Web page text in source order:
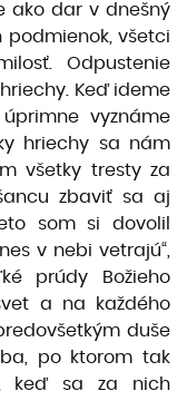
ako dar v dnešný
podmienok, všetci
Odpustenie
Keď ideme
vyznáme
hriechy sa nám
všetky tresty za
zbaviť sa aj
som si dovolil
v nebi vetrajú“,
prúdy Božieho
a na každého
duše
po ktorom tak
keď sa za nich